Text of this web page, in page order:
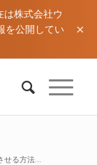
株式会社ウ
を公開してい
×
せる方法...